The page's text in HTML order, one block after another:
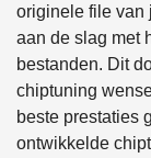
originele file van
aan de slag met
bestanden. Dit
chiptuning
beste prestaties
ontwikkelde